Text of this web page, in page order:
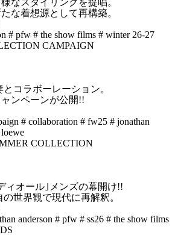
なスタイリングを提唱。
な着想源として再構築。
# pfw # the show films # winter 26-27
コラボーレーション。
ンペーンが公開!!
# collaboration # fw25 # jonathan
ィオール｣メンズの幕開け!!
世界観で現代に再解釈。
anderson # pfw # ss26 # the show films